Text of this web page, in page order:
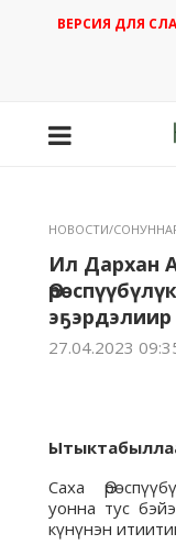
ВЕРСИЯ ДЛЯ
НОВОСТИ/
Ил Дархан
эҕэрдэлиир
27.04.2023
Саха
уонна тус
күнүнэн